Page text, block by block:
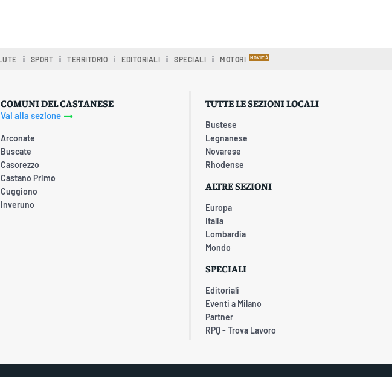
SPORT TERRITORIO EDITORIALI SPECIALI MOTORI
COMUNI DEL CASTANESE
Vai alla sezione
Arconate
Buscate
Casorezzo
Castano Primo
Cuggiono
Inveruno
TUTTE LE SEZIONI LOCALI
Bustese
Legnanese
Novarese
Rhodense
ALTRE SEZIONI
Europa
Italia
Lombardia
Mondo
SPECIALI
Editoriali
Eventi a Milano
Partner
RPQ - Trova Lavoro